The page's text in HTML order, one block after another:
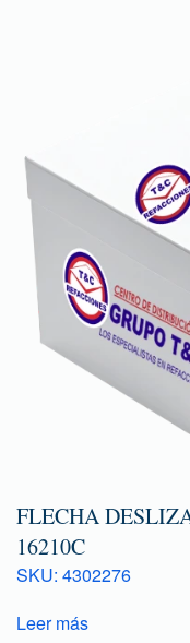
FLECHA
16210C
SKU: 4302276
Leer más